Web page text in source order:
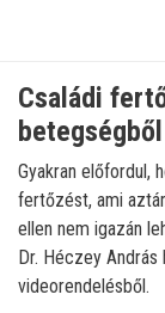
Családi
Gyakran előfordul,
fertőzést, ami
ellen nem igazán
Dr. Héczey
videorendelésből.